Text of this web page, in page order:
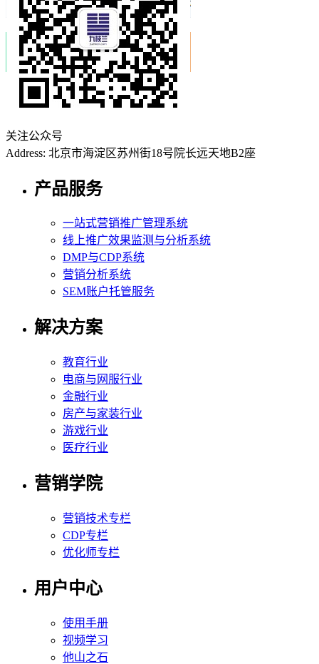
关注公众号
Address: 北京市海淀区苏州街18号院长远天地B2座
产品服务
一站式营销推广管理系统
线上推广效果监测与分析系统
DMP与CDP系统
营销分析系统
SEM账户托管服务
解决方案
教育行业
电商与网服行业
金融行业
房产与家装行业
游戏行业
医疗行业
营销学院
营销技术专栏
CDP专栏
优化师专栏
用户中心
使用手册
视频学习
他山之石